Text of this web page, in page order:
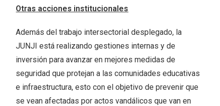
Otras acciones institucionales
Además del trabajo intersectorial desplegado, la
JUNJI está realizando gestiones internas y de
inversión para avanzar en mejores medidas de
seguridad que protejan a las comunidades educativas
e infraestructura, esto con el objetivo de prevenir que
se vean afectadas por actos vandálicos que van en